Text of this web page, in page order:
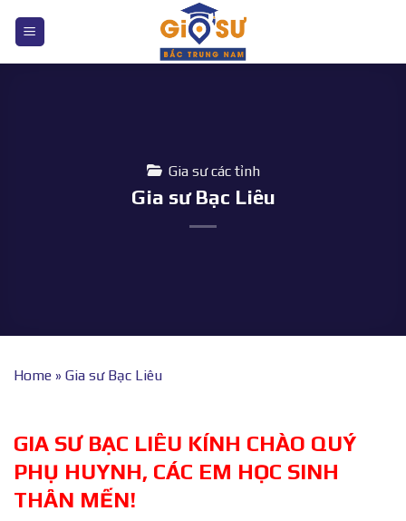
nội
Gia sư các tỉnh
Gia sư Bạc Liêu
Home » Gia sư Bạc Liêu
GIA SƯ BẠC LIÊU KÍNH CHÀO QUÝ
PHỤ HUYNH, CÁC EM HỌC SINH
THÂN MẾN!